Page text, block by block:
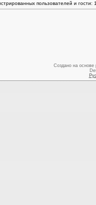
пользователей и гости:
Создано на основе